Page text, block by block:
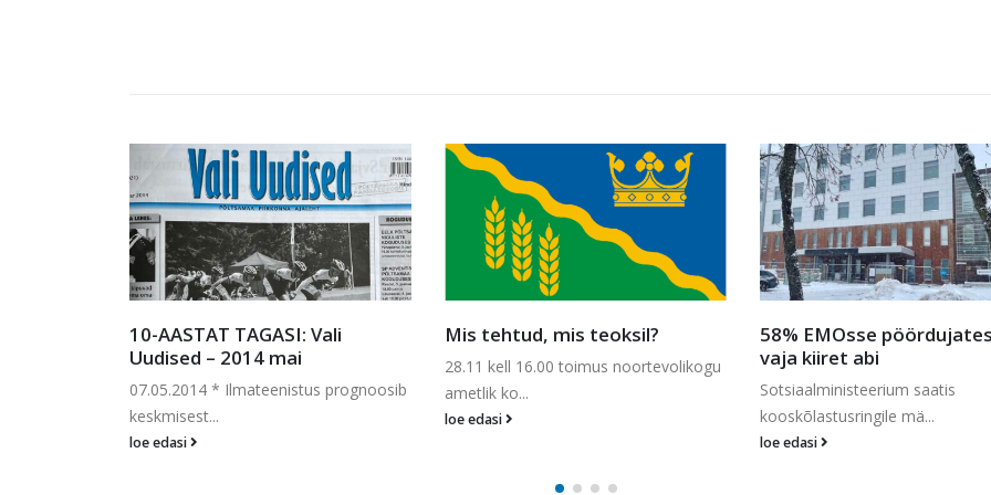
10-AASTAT TAGASI: Vali
Uudised – 2014 mai
07.05.2014 * Ilmateenistus prognoosib
keskmisest...
loe edasi
Mis tehtud, mis teoksil?
28.11 kell 16.00 toimus noortevolikogu
ametlik ko...
loe edasi
58% EMOsse
vaja kiiret abi
Sotsiaalministeerium saatis
kooskõlastusringile mä...
loe edasi